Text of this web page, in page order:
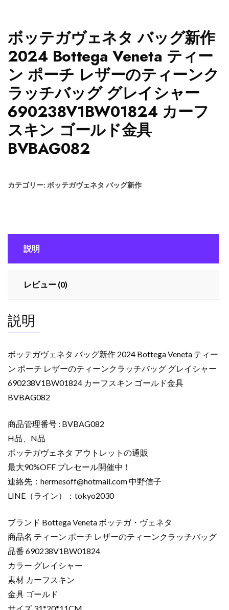
ボッテガヴェネタ バッグ新作
2024 Bottega Veneta ティー
ン ポーチ レザーのティーンク
ラッチバッグ グレイシャー
690238V1BW01824 カーフ
スキン ゴールド金具
BVBAG082
カテゴリー: ボッテガヴェネタ バッグ新作
説明
レビュー (0)
説明
ボッテガヴェネタ バッグ新作 2024 Bottega Veneta ティー
ン ポーチ レザーのティーンクラッチバッグ グレイシャー
690238V1BW01824 カーフスキン ゴールド金具
BVBAG082
商品管理番号 : BVBAG082
H品、N品
ボッテガヴェネタ アウトレットの通販
最大90%OFF プレセール開催中！
連絡先： hermesoff@hotmail.com中野信子
LINE（ライン）：tokyo2030
ブランド Bottega Veneta ボッテガ・ヴェネタ
商品名 ティーン ポーチ レザーのティーンクラッチバッグ
品番 690238V1BW01824
カラー グレイシャー
素材 カーフスキン
金具 ゴールド